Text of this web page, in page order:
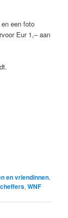
een foto
Eur 1,– aan
en vriendinnen,
,WNF